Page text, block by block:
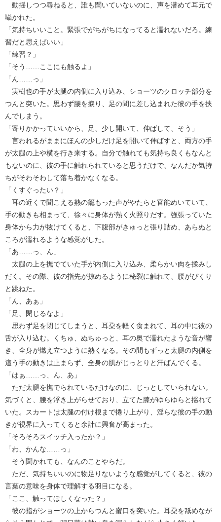
動揺しつつ尋ねると、誰も聞いていないのに、声を潜めて耳元で
囁かれた。
「気持ちいいこと。緊張でがちがちになってると濡れないだろ。練
習だと思えばいい」
「練習？」
「そう……ここにも触るよ」
「ん……っ」
実樹也の手が太腿の内側に入り込み、ショーツのクロッチ部分を
つんと突いた。思わず腰を捩り、足の間に差し込まれた彼の手を挟
んでしまう。
「寄りかかっていいから、足、少し開いて、伸ばして、そう」
言われるがままにほんの少しだけ足を開いて伸ばすと、両方の手
が太腿の上や横を行き来する。自分で触れても気持ち良くもなんと
もないのに、彼の手に触れられていると思うだけで、なんだか気持
ちがそわそわして落ち着かなくなる。
「くすぐったい？」
耳の近くで聞こえる熱の籠もった声がやたらと官能めいていて、
手の動きも相まって、徐々に身体が熱く火照りだす。強張っていた
身体から力が抜けてくると、下腹部がきゅっと張り詰め、あらぬと
ころが濡れるような感覚がした。
「あ……っ、ん」
太腿の上を撫でていた手が内側に入り込み、柔らかい肉を揉みし
だく。その際、彼の指先が掠めるように秘裂に触れて、腰がぴくり
と跳ねた。
「ん、あぁ」
「足、閉じるなよ」
思わず足を閉じてしまうと、耳朶を軽く食まれて、耳の中に彼の
舌が入り込む。くちゅ、ぬちゅっと、耳の奥で濡れたような音が響
き、全身が燃え立つように熱くなる。その間もずっと太腿の内側を
這う手の動きは止まらず、全身の肌がじっとりと汗ばんでくる。
「はぁ……っ、ん、あ」
ただ太腿を撫でられているだけなのに、じっとしていられない。
気づくと、腰を浮き上がらせており、立てた膝がゆらゆらと揺れて
いた。スカートは太腿の付け根まで捲り上がり、淫らな彼の手の動
きが視界に入ってくると余計に興奮が高まった。
「そろそろスイッチ入ったか？」
「わ、かんな……っ」
そう聞かれても、なんのことやらだ。
ただ、気持ちいいのに物足りないような感覚がしてくると、彼の
言葉の意味を身体で理解する羽目になる。
「ここ、触ってほしくなった？」
彼の指がショーツの上からつんと蜜口を突いた。耳朶を舐めなが